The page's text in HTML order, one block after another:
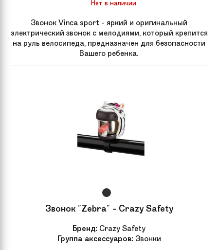
Нет в наличии
Звонок Vinca sport - яркий и оригинальный
электрический звонок с мелодиями, который крепится
на руль велосипеда, предназначен для безопасности
Вашего ребенка.
Звонок "Zebra" - Crazy Safety
Бренд: Crazy Safety
Группа аксессуаров: Звонки